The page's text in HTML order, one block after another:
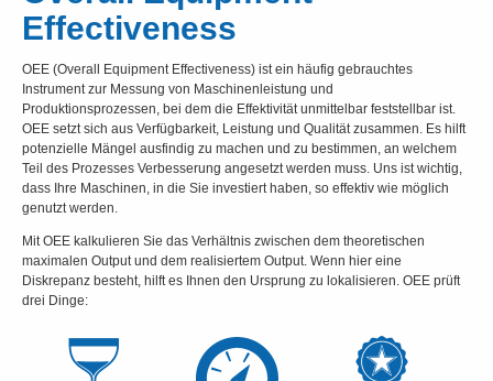
Effectiveness
OEE (Overall Equipment Effectiveness) ist ein häufig gebrauchtes
Instrument zur Messung von Maschinenleistung und
Produktionsprozessen, bei dem die Effektivität unmittelbar feststellbar ist.
OEE setzt sich aus Verfügbarkeit, Leistung und Qualität zusammen. Es hilft
potenzielle Mängel ausfindig zu machen und zu bestimmen, an welchem
Teil des Prozesses Verbesserung angesetzt werden muss. Uns ist wichtig,
dass Ihre Maschinen, in die Sie investiert haben, so effektiv wie möglich
genutzt werden.
Mit OEE kalkulieren Sie das Verhältnis zwischen dem theoretischen
maximalen Output und dem realisiertem Output. Wenn hier eine
Diskrepanz besteht, hilft es Ihnen den Ursprung zu lokalisieren. OEE prüft
drei Dinge: